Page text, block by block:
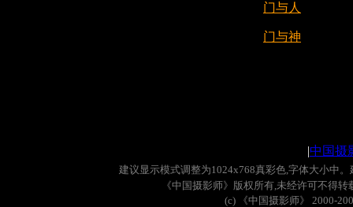
门与人
门与神
|中国摄
建议显示模式调整为1024x768真彩色,字体大小中。
《中国摄影师》版权所有,未经许可不得转
(c)
《中国摄影师》 2000-200